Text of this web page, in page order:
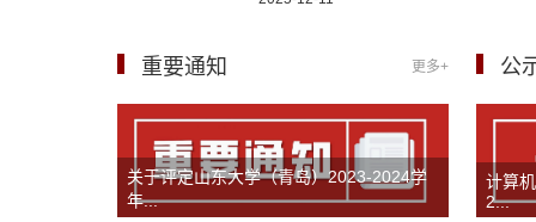
更多+
重要通知
关于评定山东大学（青岛）2023-2024学
年...
公
计算
2...